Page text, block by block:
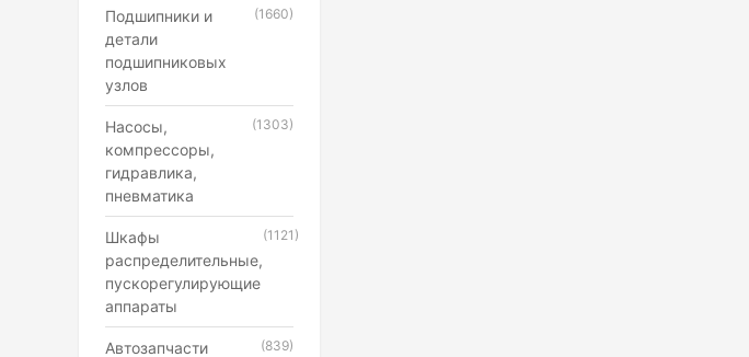
Подшипники и
детали
подшипниковых
узлов
(1660)
Насосы,
компрессоры,
гидравлика,
пневматика
(1303)
Шкафы
распределительные,
пускорегулирующие
аппараты
(1121)
Автозапчасти
(839)